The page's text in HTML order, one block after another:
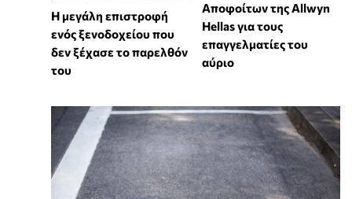
Η μεγάλη επιστροφή
ενός ξενοδοχείου που
δεν ξέχασε το παρελθόν
του
Αποφοίτων της Allwyn
Hellas για τους
επαγγελματίες του
αύριο